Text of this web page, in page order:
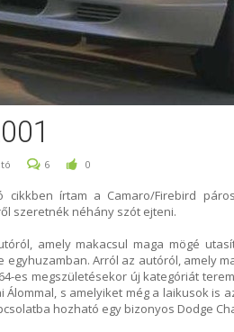
6 0
cikkben írtam a Camaro/Firebird
szeretnék néhány szót ejteni.
amely makacsul maga mögé
egyhuzamban. Arról az autóról, amely
es megszületésekor új kategóriát
Álommal, s amelyiket még a laikusok is
hozható egy bizonyos Dodge